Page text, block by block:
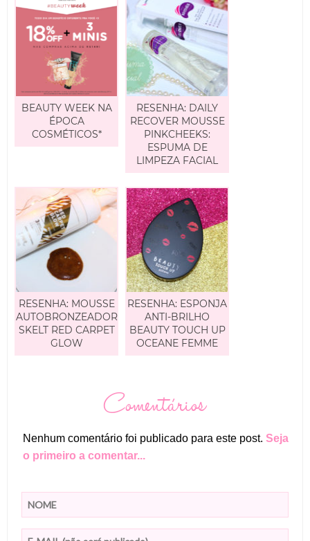
BEAUTY WEEK NA
ÉPOCA
COSMÉTICOS*
RESENHA: DAILY
RECOVER MOUSSE
PINKCHEEKS:
ESPUMA DE
LIMPEZA FACIAL
RESENHA: MOUSSE
AUTOBRONZEADOR
SKELT RED CARPET
GLOW
RESENHA: ESPONJA
ANTI-BRILHO
BEAUTY TOUCH UP
OCEANE FEMME
Comentários
Nenhum comentário foi publicado para este post. Seja
o primeiro a comentar...